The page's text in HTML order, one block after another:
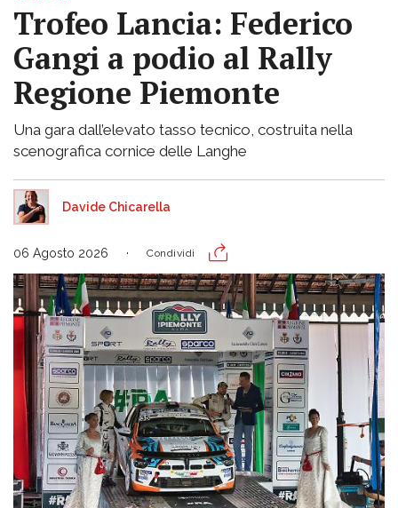
Trofeo Lancia: Federico
Gangi a podio al Rally
Regione Piemonte
Una gara dall’elevato tasso tecnico, costruita nella
scenografica cornice delle Langhe
Davide Chicarella
06 Agosto 2026 Condividi